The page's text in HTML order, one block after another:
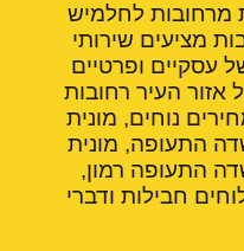
מרחובות לחלמיש
מציעים שירותי
עסקיים ופרטיים
אזור העיר רחובות
נוחים, מונית
התעופה, מונית
התעופה רמון,
חבילות ודברי